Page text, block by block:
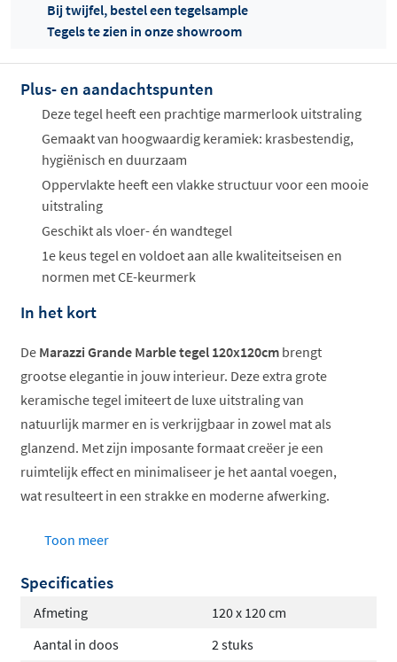
Offertes
ophalen...
Bij twijfel, bestel een tegelsample
Tegels te zien in onze showroom
Plus- en aandachtspunten
Deze tegel heeft een prachtige marmerlook uitstraling
Gemaakt van hoogwaardig keramiek: krasbestendig,
hygiënisch en duurzaam
Oppervlakte heeft een vlakke structuur voor een mooie
uitstraling
Geschikt als vloer- én wandtegel
1e keus tegel en voldoet aan alle kwaliteitseisen en
normen met CE-keurmerk
In het kort
De Marazzi Grande Marble tegel 120x120cm brengt
grootse elegantie in jouw interieur. Deze extra grote
keramische tegel imiteert de luxe uitstraling van
natuurlijk marmer en is verkrijgbaar in zowel mat als
glanzend. Met zijn imposante formaat creëer je een
ruimtelijk effect en minimaliseer je het aantal voegen,
wat resulteert in een strakke en moderne afwerking.
Groot formaat 120x120cm
Verkrijgbaar in mat en glanzend
Geschikt voor vloer en wand
Toon meer
Specificaties
Afmeting
120 x 120 cm
Aantal in doos
2 stuks